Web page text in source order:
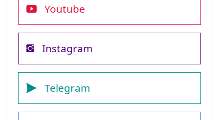
Youtube
Instagram
Telegram